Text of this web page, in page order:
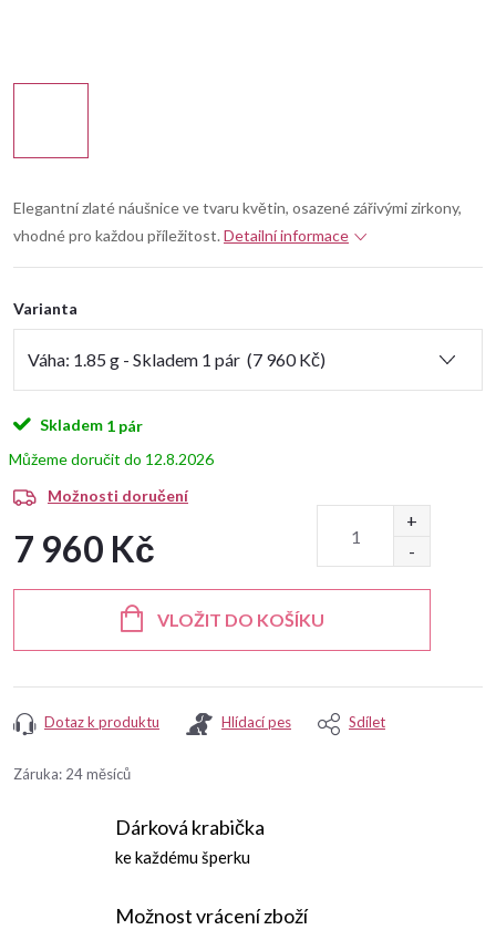
Elegantní zlaté náušnice ve tvaru květin, osazené zářivými zirkony,
vhodné pro každou příležitost. Detailní informace
Varianta
Skladem 1 pár
12.8.2026
Možnosti doručení
7 960 Kč
VLOŽIT DO KOŠÍKU
Dotaz k produktu Hlídací pes Sdílet
Záruka: 24 měsíců
Dárková krabička
ke každému šperku
Možnost vrácení zboží